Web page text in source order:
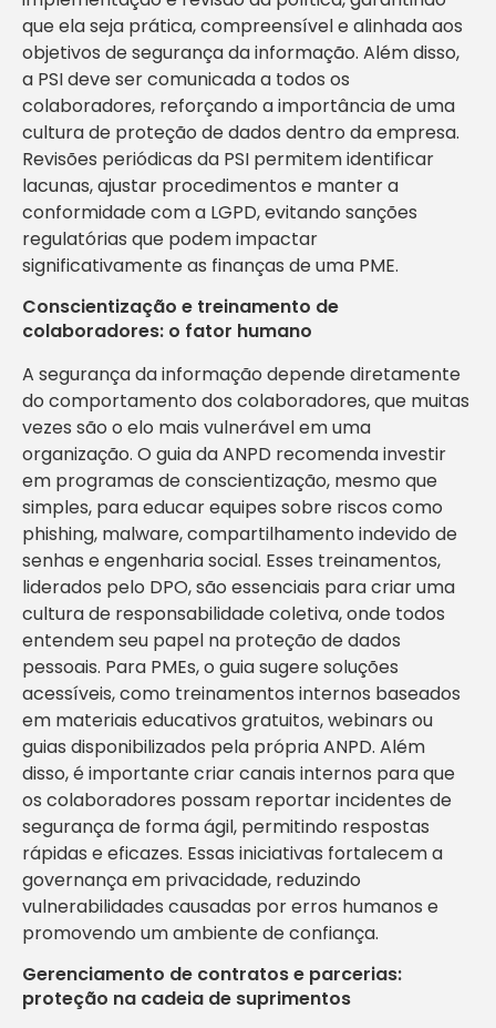
que ela seja prática, compreensível e alinhada aos
objetivos de segurança da informação. Além disso,
a PSI deve ser comunicada a todos os
colaboradores, reforçando a importância de uma
cultura de proteção de dados dentro da empresa.
Revisões periódicas da PSI permitem identificar
lacunas, ajustar procedimentos e manter a
conformidade com a LGPD, evitando sanções
regulatórias que podem impactar
significativamente as finanças de uma PME.
Conscientização e treinamento de
colaboradores: o fator humano
A segurança da informação depende diretamente
do comportamento dos colaboradores, que muitas
vezes são o elo mais vulnerável em uma
organização. O guia da ANPD recomenda investir
em programas de conscientização, mesmo que
simples, para educar equipes sobre riscos como
phishing, malware, compartilhamento indevido de
senhas e engenharia social. Esses treinamentos,
liderados pelo DPO, são essenciais para criar uma
cultura de responsabilidade coletiva, onde todos
entendem seu papel na proteção de dados
pessoais. Para PMEs, o guia sugere soluções
acessíveis, como treinamentos internos baseados
em materiais educativos gratuitos, webinars ou
guias disponibilizados pela própria ANPD. Além
disso, é importante criar canais internos para que
os colaboradores possam reportar incidentes de
segurança de forma ágil, permitindo respostas
rápidas e eficazes. Essas iniciativas fortalecem a
governança em privacidade, reduzindo
vulnerabilidades causadas por erros humanos e
promovendo um ambiente de confiança.
Gerenciamento de contratos e parcerias:
proteção na cadeia de suprimentos